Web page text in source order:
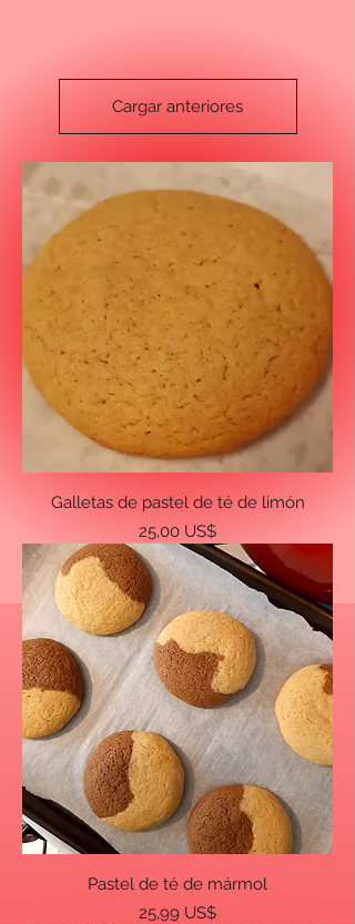
Cargar anteriores
Galletas de pastel de té de limón
Precio
25,00 US$
Pastel de té de mármol
Precio
25,99 US$